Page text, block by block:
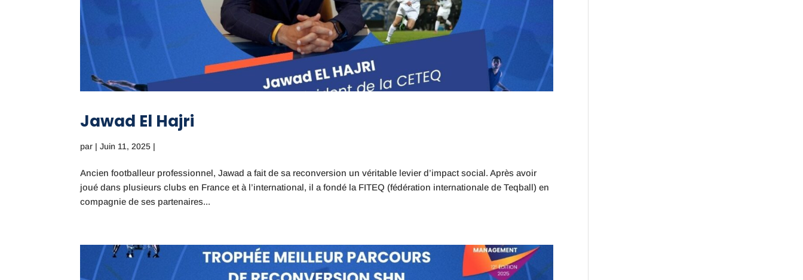
Jawad El Hajri
par |Juin 11, 2025 |
Ancien footballeur professionnel, Jawad a fait de sa reconversion un véritable levier d’impact social. Après avoir
joué dans plusieurs clubs en France et à l’international, il a fondé la FITEQ (fédération internationale de Teqball) en
compagnie de ses partenaires...